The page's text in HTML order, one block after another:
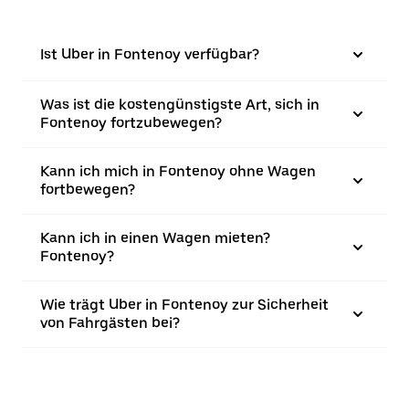
Ist Uber in Fontenoy verfügbar?
Was ist die kostengünstigste Art, sich in
Fontenoy fortzubewegen?
Kann ich mich in Fontenoy ohne Wagen
fortbewegen?
Kann ich in einen Wagen mieten?
Fontenoy?
Wie trägt Uber in Fontenoy zur Sicherheit
von Fahrgästen bei?